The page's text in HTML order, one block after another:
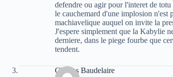
defendre ou agir pour l'interet de
le cauchemard d'une implosion n'est
machiavelique auquel on invite la
J'espere simplement que la Kabylie
derniere, dans le piege fourbe que
tendent.
Charles Baudelaire